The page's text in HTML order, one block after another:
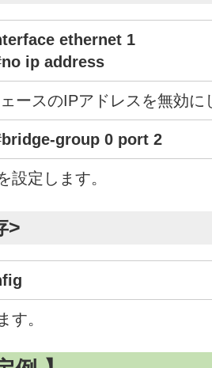
ethernet 1
no ip address
ースのIPアドレスを無効に
bridge-group 0 port 2
設定します。
>
す。